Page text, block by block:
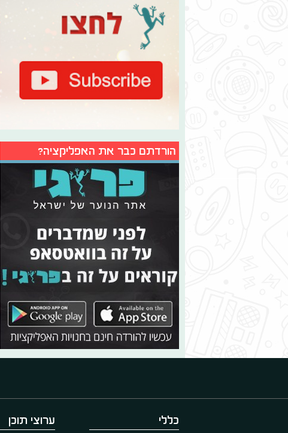
הורדתם כבר את האפליקציה?
כללי ערוצי תוכן